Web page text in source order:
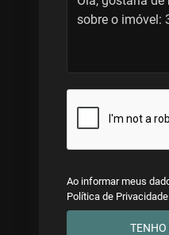
Ao informar meus
Política de Privacidade